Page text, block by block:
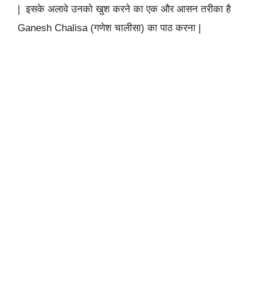
| इसके अलावे उनको खुश करने का एक और आसन तरीका है
Ganesh Chalisa (गणेश चालीसा) का पाठ करना |